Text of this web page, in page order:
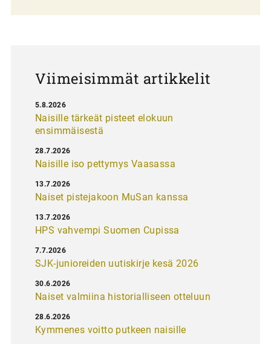
Viimeisimmät artikkelit
Naisille tärkeät pisteet elokuun
ensimmäisestä
5.8.2026
Naisille iso pettymys Vaasassa
28.7.2026
Naiset pistejakoon MuSan kanssa
13.7.2026
HPS vahvempi Suomen Cupissa
13.7.2026
SJK-junioreiden uutiskirje kesä 2026
7.7.2026
Naiset valmiina historialliseen otteluun
30.6.2026
Kymmenes voitto putkeen naisille
28.6.2026